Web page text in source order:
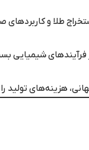
شیمیایی
هزینه‌های